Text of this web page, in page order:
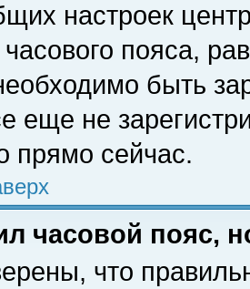
настроек
пояса,
быть
еще не
прямо сейчас.
часовой пояс,
что